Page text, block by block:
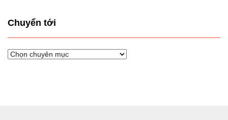
Chuyển tới
Chuyển